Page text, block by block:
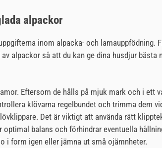
alpackor
inom alpacka- och
alpackor så att du kan ge dina husdjur bästa
Eftersom de hålls på mjuk mark och i
klövarna regelbundet och trimma dem
Det är viktigt att använda rätt
balans och förhindrar eventuella
i form igen eller jämna ut små ojämnheter.